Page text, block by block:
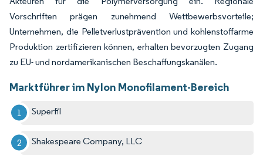
Vorschriften prägen zunehmend Wettbewerbsvorteile;
Unternehmen, die Pelletverlustprävention und kohlenstoffarme
Produktion zertifizieren können, erhalten bevorzugten Zugang
zu EU- und nordamerikanischen Beschaffungskanälen.
Marktführer im Nylon Monofilament-Bereich
Superfil
Shakespeare Company, LLC